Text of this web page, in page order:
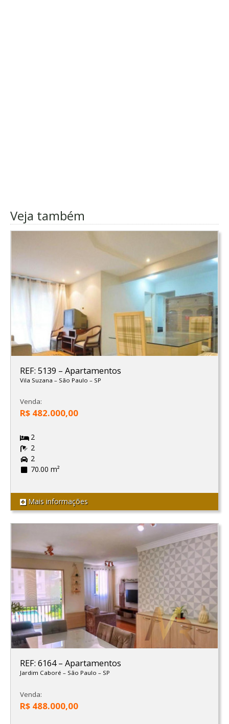
Veja também
REF: 5139 – Apartamentos
Vila Suzana – São Paulo – SP
Venda:
R$ 482.000,00
2
2
2
70.00 m²
Mais informações
REF: 6164– Apartamentos
Jardim Caboré – São Paulo – SP
Venda:
R$ 488.000,00